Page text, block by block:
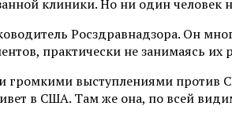
клиники. Но ни один человек
Росздравнадзора. Он
практически не занимаясь их
громкими выступлениями против
в США. Там же она, по всей